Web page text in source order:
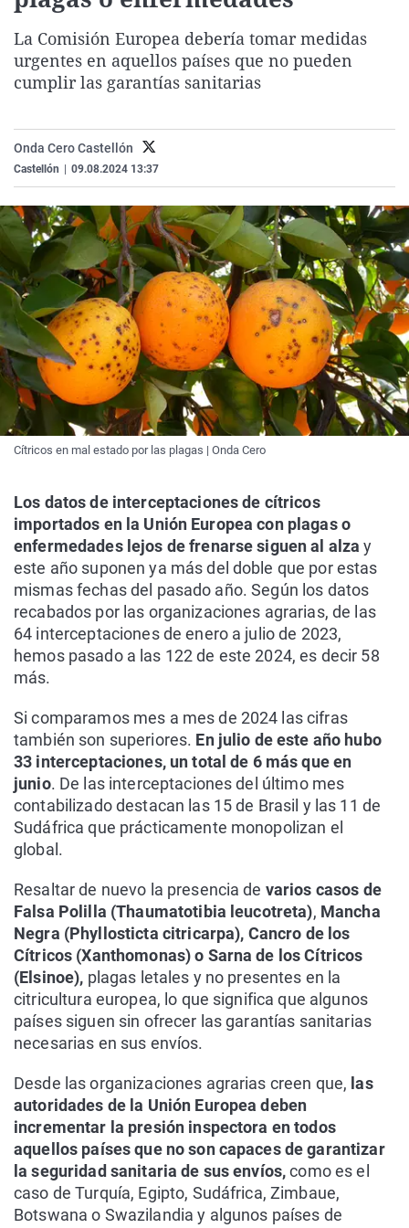
Gente viajera
Retornados
Galicia
Televisión
La Comisión Europea debería tomar medidas
urgentes en aquellos países que no pueden
cumplir las garantías sanitarias
Onda Cero Castellón
Castellón 09.08.2024 13:37
Cítricos en mal estado por las plagas | Onda Cero
Los datos de interceptaciones de cítricos
importados en la Unión Europea con plagas o
enfermedades lejos de frenarse siguen al alza y
este año suponen ya más del doble que por estas
mismas fechas del pasado año. Según los datos
recabados por las organizaciones agrarias, de las
64 interceptaciones de enero a julio de 2023,
hemos pasado a las 122 de este 2024, es decir 58
más.
Si comparamos mes a mes de 2024 las cifras
también son superiores. En julio de este año hubo
33 interceptaciones, un total de 6 más que en
junio. De las interceptaciones del último mes
contabilizado destacan las 15 de Brasil y las 11 de
Sudáfrica que prácticamente monopolizan el
global.
Resaltar de nuevo la presencia de varios casos de
Falsa Polilla (Thaumatotibia leucotreta), Mancha
Negra (Phyllosticta citricarpa), Cancro de los
Cítricos (Xanthomonas) o Sarna de los Cítricos
(Elsinoe), plagas letales y no presentes en la
citricultura europea, lo que significa que algunos
países siguen sin ofrecer las garantías sanitarias
necesarias en sus envíos.
Desde las organizaciones agrarias creen que, las
autoridades de la Unión Europea deben
incrementar la presión inspectora en todos
aquellos países que no son capaces de garantizar
la seguridad sanitaria de sus envíos,como es el
caso de Turquía, Egipto, Sudáfrica, Zimbaue,
Botswana o Swazilandia y algunos países de